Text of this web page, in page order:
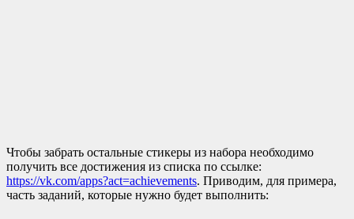
Чтобы забрать остальные стикеры из набора необходимо
получить все достижения из списка по ссылке:
https://vk.com/apps?act=achievements. Приводим, для примера,
часть заданий, которые нужно будет выполнить: